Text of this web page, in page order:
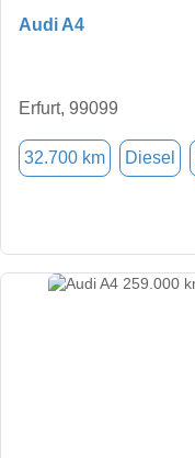
Audi A4
Erfurt, 99099
32.700 km Diesel